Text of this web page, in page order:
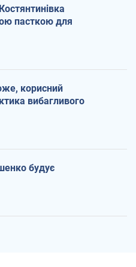
пасткою для
корисний
вибагливого
будує